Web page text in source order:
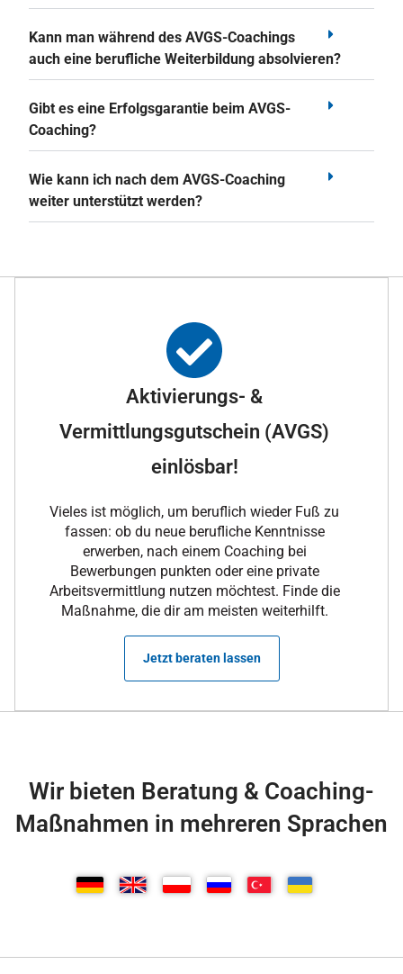
Kann man während des AVGS-Coachings
auch eine berufliche Weiterbildung absolvieren?
Gibt es eine Erfolgsgarantie beim AVGS-
Coaching?
Wie kann ich nach dem AVGS-Coaching
weiter unterstützt werden?
Aktivierungs- &
Vermittlungsgutschein (AVGS)
einlösbar!
Vieles ist möglich, um beruflich wieder Fuß zu
fassen: ob du neue berufliche Kenntnisse
erwerben, nach einem Coaching bei
Bewerbungen punkten oder eine private
Arbeitsvermittlung nutzen möchtest. Finde die
Maßnahme, die dir am meisten weiterhilft.
Jetzt beraten lassen
Wir bieten Beratung & Coaching-
Maßnahmen in mehreren Sprachen